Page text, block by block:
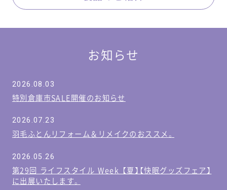
お知らせ
2026.08.03
特別倉庫市SALE開催のお知らせ
2026.07.23
羽毛ふとんリフォーム＆リメイクのおススメ。
2026.05.26
第29回 ライフスタイル Week 【夏】【快眠グッズフェア】
に出展いたします。